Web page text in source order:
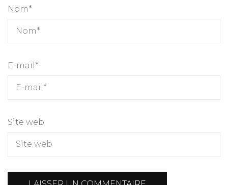
Nom*
E-mail *
Site web